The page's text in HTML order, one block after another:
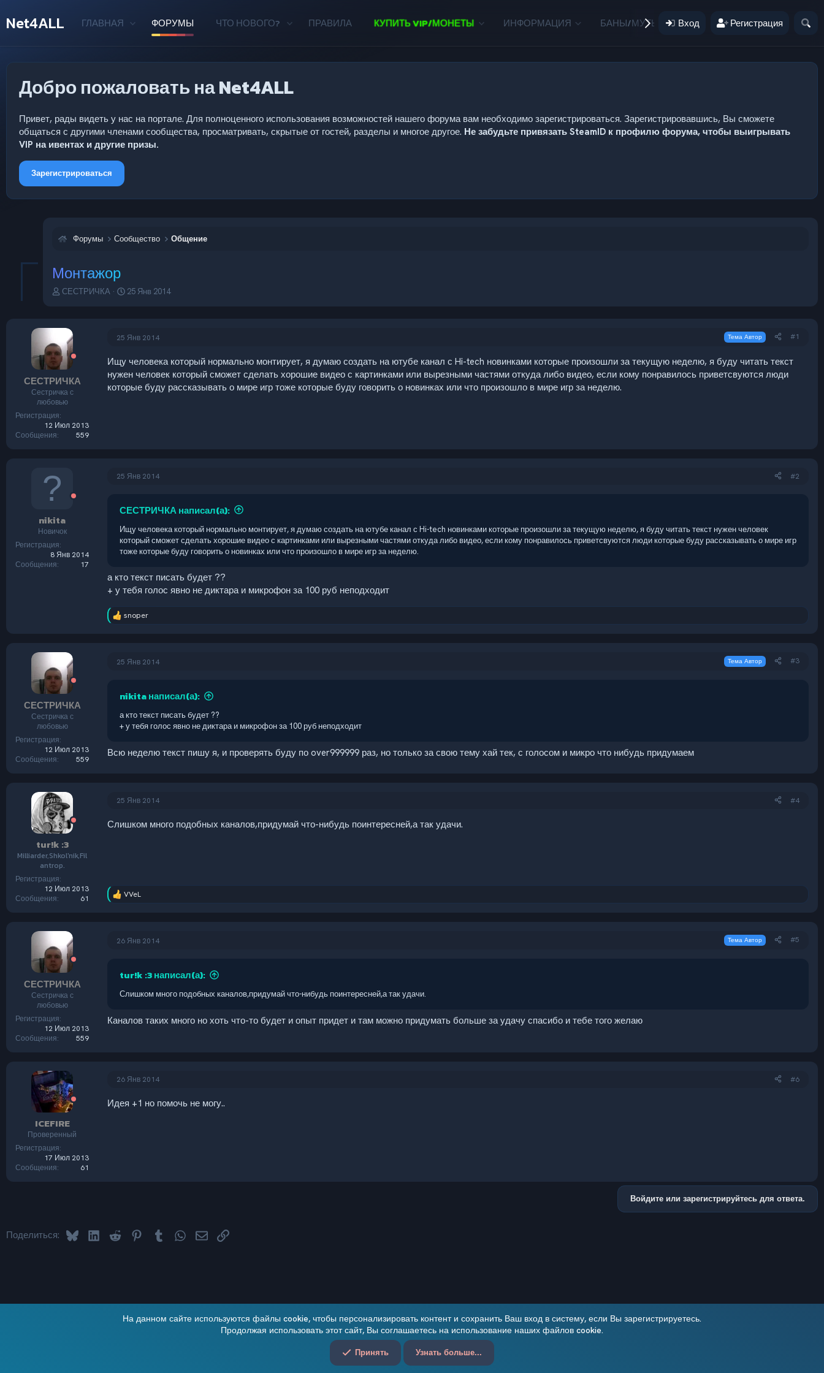
Net4ALL ГЛАВНАЯ ФОРУМЫ ЧТО НОВОГО? ПРАВИЛА КУПИТЬ VIP/МОНЕТЫ ИНФОРМАЦИЯ БАНЫ/МУТЫ ПОЖЕРТВОВАНИЯ
Вход Регистрация
Добро пожаловать на Net4ALL
Привет, рады видеть у нас на портале. Для полноценного использования возможностей нашего форума вам необходимо зарегистрироваться. Зарегистрировавшись, Вы сможете
общаться с другими членами сообщества, просматривать, скрытые от гостей, разделы и многое другое. Не забудьте привязать SteamID к профилю форума, чтобы выигрывать
VIP на ивентах и другие призы.
Зарегистрироваться
Форумы Сообщество Общение
Монтажор
А
т
е
м
ы
СЕСТРИЧКА
Д
н
л
а
25 Янв 2014
СЕСТРИЧКА
Сестричка с
любовью
Регистрация
12 Июл 2013
Сообщения
559
25 Янв 2014 Тема Автор #1
Ищу человека который нормально монтирует, я думаю создать на ютубе канал с Hi-tech новинками которые произошли за текущую неделю, я буду читать текст
нужен человек который сможет сделать хорошие видео с картинками или вырезными частями откуда либо видео, если кому понравилось приветсвуются люди
которые буду рассказывать о мире игр тоже которые буду говорить о новинках или что произошло в мире игр за неделю.
nikita
Новичок
Регистрация
8 Янв 2014
Сообщения
17
25 Янв 2014 #2
СЕСТРИЧКА написал(а):
Ищу человека который нормально монтирует, я думаю создать на ютубе канал с Hi-tech новинками которые произошли за текущую неделю, я буду читать текст нужен человек
который сможет сделать хорошие видео с картинками или вырезными частями откуда либо видео, если кому понравилось приветсвуются люди которые буду рассказывать о мире игр
тоже которые буду говорить о новинках или что произошло в мире игр за неделю.
а кто текст писать будет ??
+ у тебя голос явно не диктара и микрофон за 100 руб неподходит
Р
snoper
СЕСТРИЧКА
Сестричка с
любовью
Регистрация
12 Июл 2013
Сообщения
559
25 Янв 2014 Тема Автор #3
nikita написал(а):
а кто текст писать будет ??
+ у тебя голос явно не диктара и микрофон за 100 руб неподходит
Всю неделю текст пишу я, и проверять буду по over999999 раз, но только за свою тему хай тек, с голосом и микро что нибудь придумаем
tur!k :3
Milliarder,Shkol'nik,Fil
antrop.
Регистрация
12 Июл 2013
Сообщения
61
25 Янв 2014 #4
Слишком много подобных каналов,придумай что-нибудь поинтересней,а так удачи.
Р
VVeL
СЕСТРИЧКА
Сестричка с
любовью
Регистрация
12 Июл 2013
Сообщения
559
26 Янв 2014 Тема Автор #5
tur!k :3 написал(а):
Слишком много подобных каналов,придумай что-нибудь поинтересней,а так удачи.
Каналов таких много но хоть что-то будет и опыт придет и там можно придумать больше за удачу спасибо и тебе того желаю
ICEFIRE
Проверенный
Регистрация
17 Июл 2013
Сообщения
61
26 Янв 2014 #6
Идея +1 но помочь не могу..
Войдите или зарегистрируйтесь для ответа.
Поделиться: BlueskyLinkedInReddit PinterestTumblrWhatsAppЭлектронная почта
Ссылка
Обратная связь Условия и правила
На данном сайте используются файлы cookie, чтобы персонализировать контент и сохранить Ваш вход в систему, если Вы зарегистрируетесь.
Продолжая использовать этот сайт, Вы соглашаетесь на использование наших файлов cookie.
Принять Узнать больше...